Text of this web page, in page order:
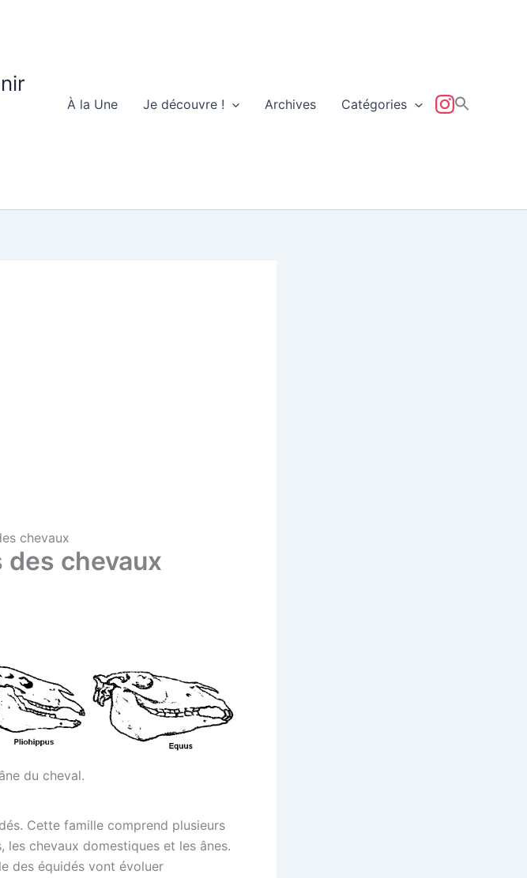
À la Une Je découvre ! Archives Catégories
chevaux
chevaux
du cheval.
Cette famille comprend plusieurs
les chevaux domestiques et les ânes.
des équidés vont évoluer